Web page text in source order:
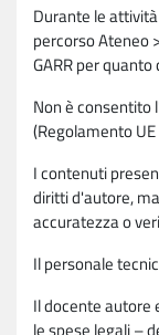
Durante le
percorso Ateneo
GARR per
Non è consentito
(Regolamento
I contenuti
diritti d'autore,
accuratezza o
Il personale
Il docente autore
le spese legali –